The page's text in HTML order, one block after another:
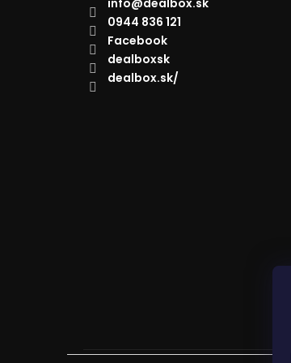
info@dealbox.sk
0944 836 121
Facebook
dealboxsk
dealbox.sk/